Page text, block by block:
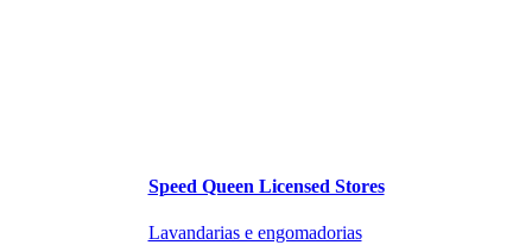
Speed Queen Licensed Stores
Lavandarias e engomadorias